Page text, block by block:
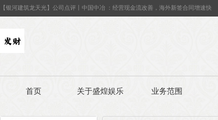
【银河建筑龙天光】公司点评丨中国中冶 ：经营现金流改善，海外新签合同增速快
首页 关于盛煌娱乐 业务范围